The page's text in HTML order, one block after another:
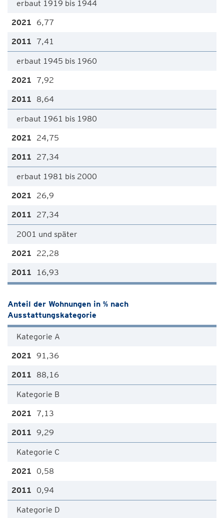
erbaut 1919 bis 1944
6,77
7,41
erbaut 1945 bis 1960
7,92
8,64
erbaut 1961 bis 1980
24,75
27,34
erbaut 1981 bis 2000
26,9
27,34
2001 und später
22,28
16,93
Anteil der Wohnungen in % nach
Ausstattungskategorie
Kategorie A
91,36
88,16
Kategorie B
7,13
9,29
Kategorie C
0,58
0,94
Kategorie D